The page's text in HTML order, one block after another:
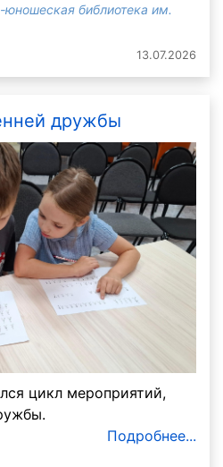
библиотека им.
13.07.2026
дружбы
цикл мероприятий,
Подробнее...